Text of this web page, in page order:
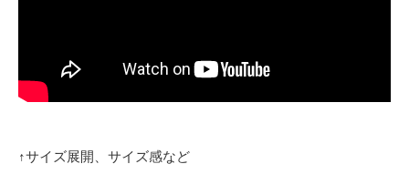
↑サイズ展開、サイズ感など